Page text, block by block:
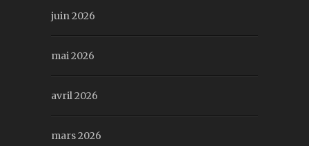
juin 2026
mai 2026
avril 2026
mars 2026